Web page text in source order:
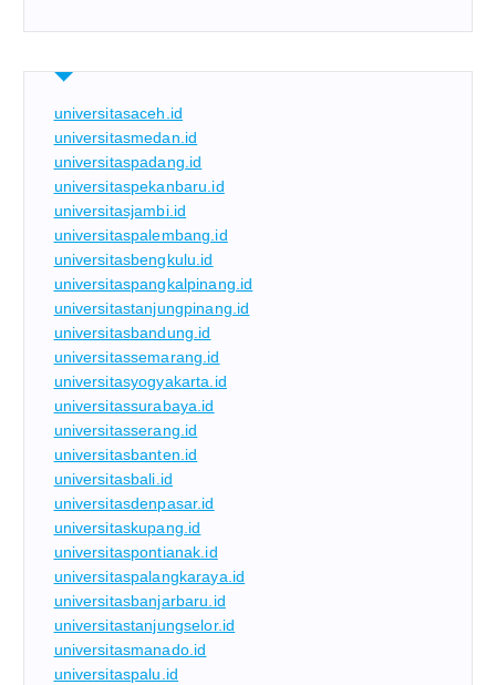
universitasaceh.id
universitasmedan.id
universitaspadang.id
universitaspekanbaru.id
universitasjambi.id
universitaspalembang.id
universitasbengkulu.id
universitaspangkalpinang.id
universitastanjungpinang.id
universitasbandung.id
universitassemarang.id
universitasyogyakarta.id
universitassurabaya.id
universitasserang.id
universitasbanten.id
universitasbali.id
universitasdenpasar.id
universitaskupang.id
universitaspontianak.id
universitaspalangkaraya.id
universitasbanjarbaru.id
universitastanjungselor.id
universitasmanado.id
universitaspalu.id